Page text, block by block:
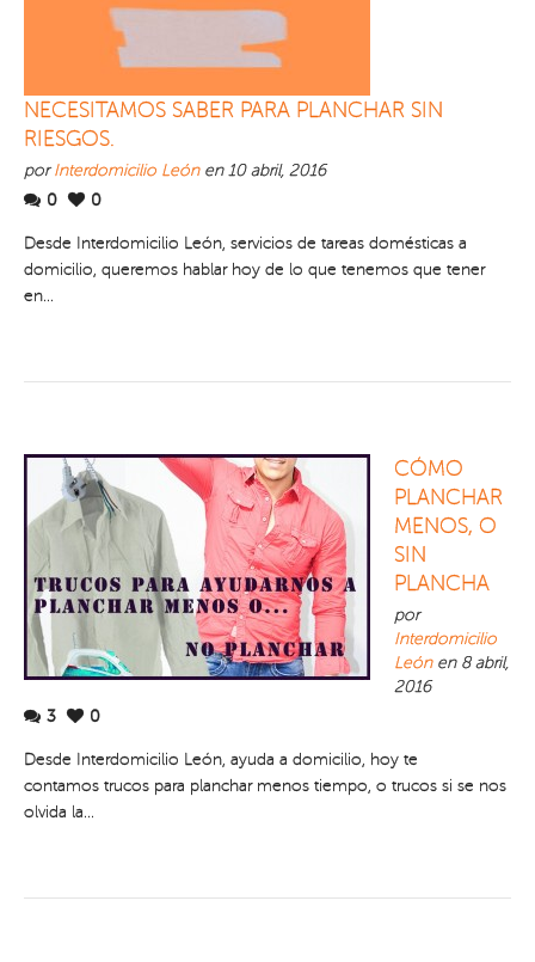
NECESITAMOS SABER PARA PLANCHAR SIN
RIESGOS.
porInterdomicilio Leónen 10 abril, 2016
0
0
Desde Interdomicilio León, servicios de tareas domésticas a
domicilio, queremos hablar hoy de lo que tenemos que tener
en...
CÓMO
PLANCHAR
MENOS, O
SIN
PLANCHA
por
Interdomicilio
Leónen 8 abril,
2016
3
0
Desde Interdomicilio León, ayuda a domicilio, hoy te
contamos trucos para planchar menos tiempo, o trucos si se nos
olvida la...